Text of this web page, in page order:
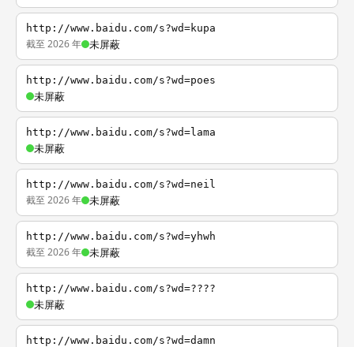
http://www.baidu.com/s?wd=kupa
截至 2026 年 未屏蔽
http://www.baidu.com/s?wd=poes
未屏蔽
http://www.baidu.com/s?wd=lama
未屏蔽
http://www.baidu.com/s?wd=neil
截至 2026 年 未屏蔽
http://www.baidu.com/s?wd=yhwh
截至 2026 年 未屏蔽
http://www.baidu.com/s?wd=????
未屏蔽
http://www.baidu.com/s?wd=damn